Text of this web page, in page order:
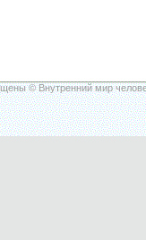
© Внутренний мир